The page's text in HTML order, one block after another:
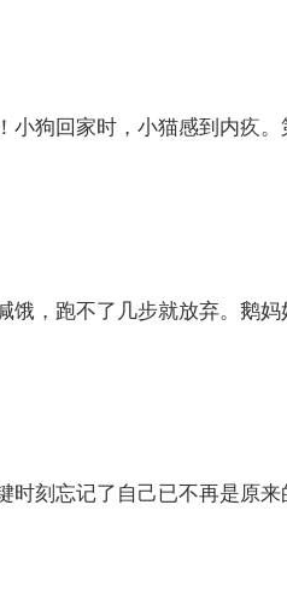
狗回家时，小猫感到内疚
，跑不了几步就放弃。鹅
刻忘记了自己已不再是原